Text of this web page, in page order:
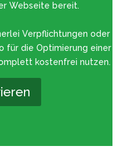
Webseite bereit.
Verpflichtungen oder
für die Optimierung einer
kostenfrei nutzen.